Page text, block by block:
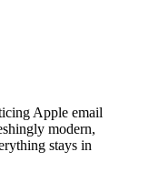
Apple email
modern,
stays in